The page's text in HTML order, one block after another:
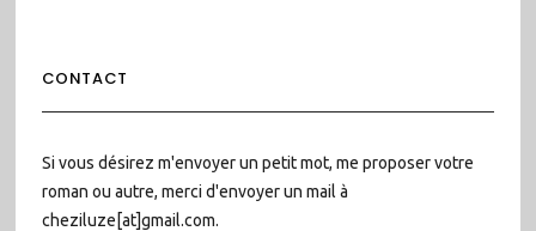
CONTACT
Si vous désirez m'envoyer un petit mot, me proposer votre
roman ou autre, merci d'envoyer un mail à
cheziluze[at]gmail.com.